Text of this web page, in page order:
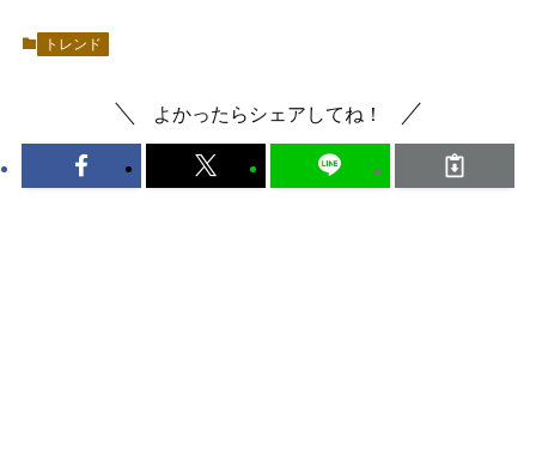
トレンド
よかったらシェアしてね！